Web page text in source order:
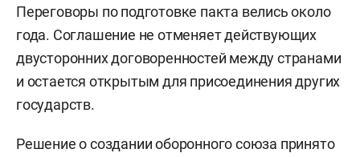
Переговоры по подготовке пакта велись около
года. Соглашение не отменяет действующих
двусторонних договоренностей между странами
и остается открытым для присоединения других
государств.
Решение о создании оборонного союза принято